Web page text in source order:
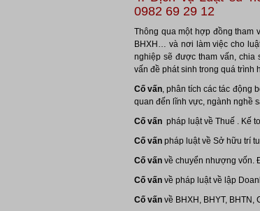
0982 69 29 12
Thông qua một hợp đồng tham
BHXH… và nơi làm việc cho
nghiệp sẽ được tham vấn, chia
vấn đề phát sinh trong quá trình
Cố vấn, phân tích các tác động
quan đến lĩnh vực, ngành nghề
Cố vấn pháp luật về Thuế . Kế
Cố vấn pháp luật về Sở hữu trí
Cố vấn về chuyển nhượng vốn.
Cố vấn về pháp luật về lập
Cố vấn về BHXH, BHYT,